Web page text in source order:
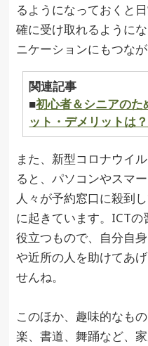
るようになっておくと
確に受け取れるように
ニケーションにもつなが
関連記事
■初心者＆シニアのた
ット・デメリットは？
また、新型コロナウイ
ると、パソコンやスマ
人々が予約窓口に殺到
に起きています。ICT
役立つもので、自分自
や近所の人を助けてあ
せんね。
このほか、趣味的なも
楽、書道、舞踊など、